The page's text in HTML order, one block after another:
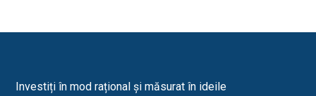
Investiți în mod rațional și măsurat în ideile